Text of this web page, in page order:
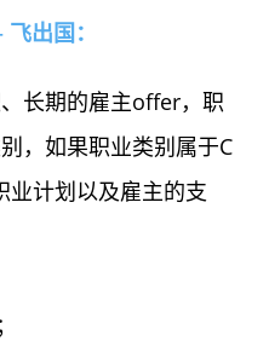
出国：
长期的雇主offer，职
，如果职业类别属于C
业计划以及雇主的支